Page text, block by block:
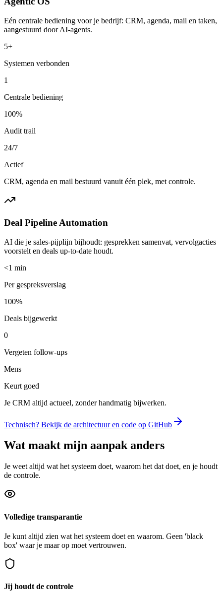
Eén centrale bediening voor je bedrijf: CRM, agenda, mail en taken,
aangestuurd door AI-agents.
5+
Systemen verbonden
1
Centrale bediening
100%
Audit trail
24/7
Actief
CRM, agenda en mail bestuurd vanuit één plek, met controle.
Deal Pipeline Automation
AI die je sales-pijplijn bijhoudt: gesprekken samenvat, vervolgacties
voorstelt en deals up-to-date houdt.
<1 min
Per gespreksverslag
100%
Deals bijgewerkt
0
Vergeten follow-ups
Mens
Keurt goed
Je CRM altijd actueel, zonder handmatig bijwerken.
Technisch? Bekijk de architectuur en code op GitHub
Wat maakt mijn aanpak anders
Je weet altijd wat het systeem doet, waarom het dat doet, en je houdt
de controle.
Volledige transparantie
Je kunt altijd zien wat het systeem doet en waarom. Geen 'black
box' waar je maar op moet vertrouwen.
Jij houdt de controle